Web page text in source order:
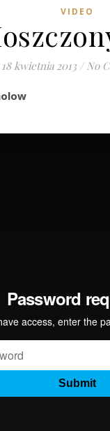
VIDEO
18 kwietnia 2013 / No